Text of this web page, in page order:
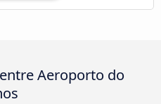
Aeroporto do